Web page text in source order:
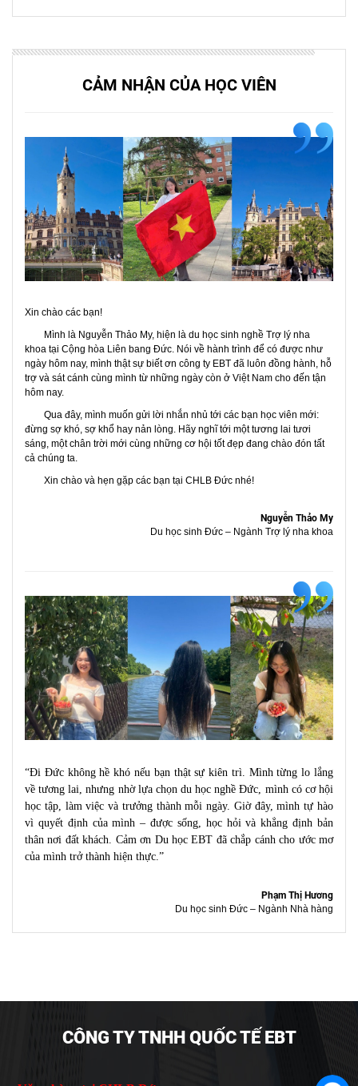
CẢM NHẬN CỦA HỌC VIÊN
Xin chào các bạn!
Mình là Nguyễn Thảo My, hiện là du học sinh nghề Trợ lý nha
khoa tại Cộng hòa Liên bang Đức. Nói về hành trình để có được như
ngày hôm nay, mình thật sự biết ơn công ty EBT đã luôn đồng hành, hỗ
trợ và sát cánh cùng mình từ những ngày còn ở Việt Nam cho đến tận
hôm nay.
Qua đây, mình muốn gửi lời nhắn nhủ tới các bạn học viên mới:
đừng sợ khó, sợ khổ hay nản lòng. Hãy nghĩ tới mộttương lai tươi
sáng, một chân trời mới cùng những cơ hội tốt đẹp đang chào đón tất
cả chúng ta.
Xin chào và hẹn gặp các bạn tại CHLB Đức nhé!
Nguyễn Thảo My
Du học sinh Đức – Ngành Trợ lý nha khoa
“Đi Đức không hề khó nếu bạn thật sự kiên trì. Mình từng lo lắng
về tương lai, nhưng nhờ lựa chọn du học nghề Đức, mình có cơ hội
học tập, làm việc và trưởng thành mỗi ngày. Giờ đây, mình tự hào
vì quyết định của mình – được sống, học hỏi và khẳng định bản
thân nơi đất khách. Cảm ơn Du học EBT đã chắp cánh cho ước mơ
của mình trở thành hiện thực.”
Phạm Thị Hương
Du học sinh Đức – Ngành Nhà hàng
CÔNG TY TNHH QUỐC TẾ EBT